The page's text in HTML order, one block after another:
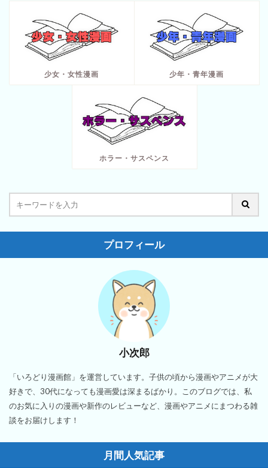
少女・女性漫画 少年・青年漫画
ホラー・サスペンス
プロフィール
小次郎
「いろどり漫画館」を運営しています。子供の頃から漫画やアニメが大
好きで、30代になっても漫画愛は深まるばかり。このブログでは、私
のお気に入りの漫画や新作のレビューなど、漫画やアニメにまつわる雑
談をお届けします！
月間人気記事